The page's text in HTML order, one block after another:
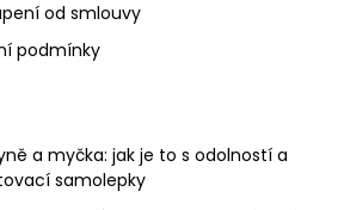
od smlouvy
podmínky
a myčka: jak je to s odolností a
samolepky